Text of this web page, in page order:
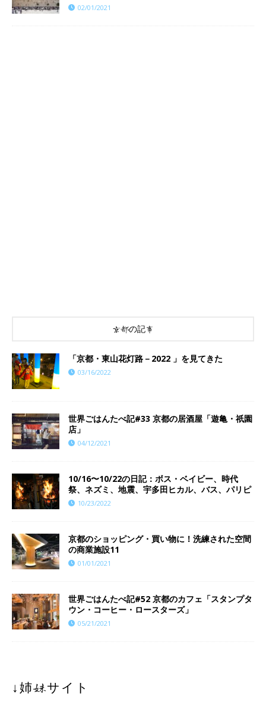
02/01/2021
京都の記事
「京都・東山花灯路－2022 」を見てきた
03/16/2022
世界ごはんたべ記#33 京都の居酒屋「遊亀・祇園
店」
04/12/2021
10/16〜10/22の日記：ボス・ベイビー、時代
祭、ネズミ、地震、宇多田ヒカル、バス、パリピ
10/23/2022
京都のショッピング・買い物に！洗練された空間
の商業施設11
01/01/2021
世界ごはんたべ記#52 京都のカフェ「スタンプタ
ウン・コーヒー・ロースターズ」
05/21/2021
↓姉妹サイト